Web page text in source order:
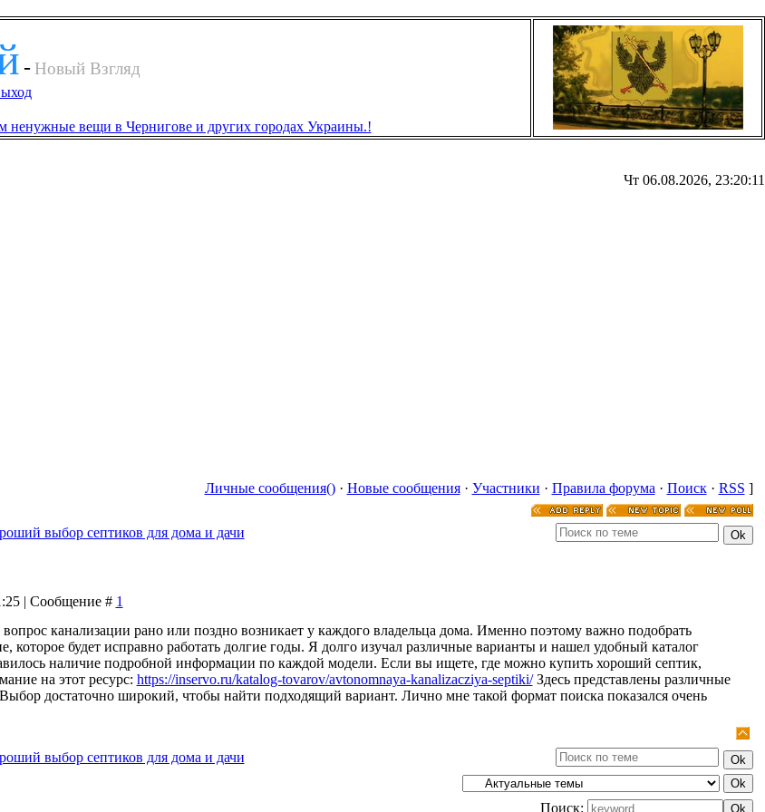
- Новый Взгляд
Чт 06.08.2026, 23:20:11
Личные сообщения()· Новые сообщения· Участники · Правила форума · Поиск· RSS ]
выбор септиков для дома и дачи
| Сообщение # 1
вопрос канализации рано или поздно возникает у каждого владельца дома. Именно поэтому важно подобрать
которое будет исправно работать долгие годы. Я долго изучал различные варианты и нашел удобный каталог
наличие подробной информации по каждой модели. Если вы ищете, где можно купить хороший септик,
на этот ресурс: https://inservo.ru/katalog-tovarov/avtonomnaya-kanalizacziya-septiki/Здесь представлены различные
достаточно широкий, чтобы найти подходящий вариант. Лично мне такой формат поиска показался очень
выбор септиков для дома и дачи
Поиск: